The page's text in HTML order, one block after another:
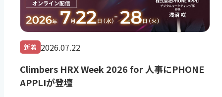
新着 2026.07.22
Climbers HRX Week 2026 for 人事にPHONE
APPLIが登壇